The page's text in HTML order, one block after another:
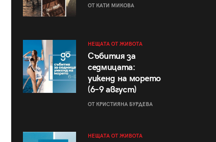
ОТ КАТИ МИКОВА
НЕЩАТА ОТ ЖИВОТА
Събития за
седмицата:
уикенд на морето
(6–9 август)
ОТ КРИСТИЯНА БУРДЕВА
НЕЩАТА ОТ ЖИВОТА